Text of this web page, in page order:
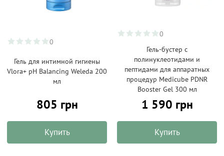
0
Гель для интимной гигиены
Vlora+ pH Balancing Weleda 200
мл
805 грн
Купить
0
Гель-бустер с
полинуклеотидами и
пептидами для аппаратных
процедур Medicube PDNR
Booster Gel 300 мл
1 590 грн
Купить